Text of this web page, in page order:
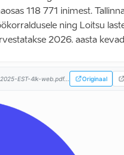
118 771 inimest.
ning Loitsu
2026. aasta
EST-4lk-web.pdf... Originaal